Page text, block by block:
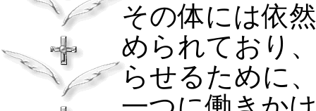
その体には依
められており
らせるために